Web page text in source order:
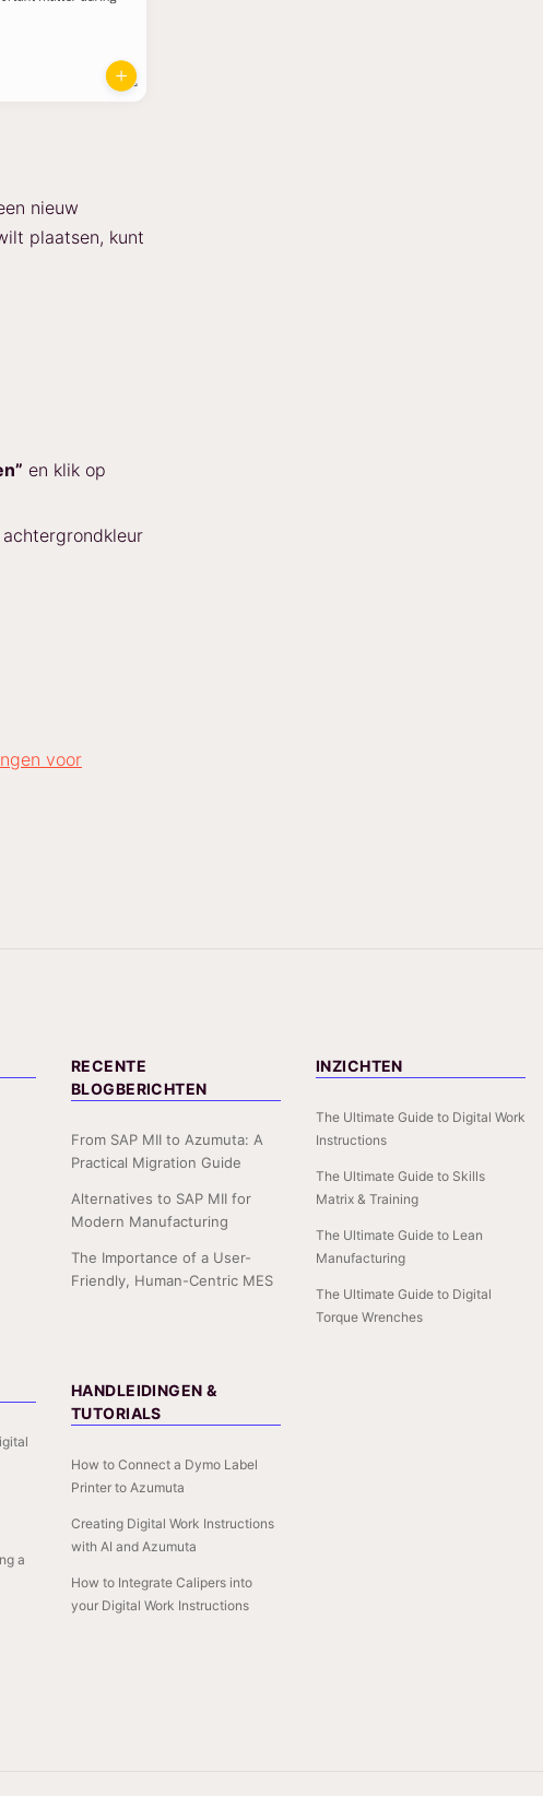
nieuw
plaatsen, kunt
en klik op
voor
RECENTE
BLOGBERICHTEN
From SAP MII to Azumuta: A
Practical Migration Guide
Alternatives to SAP MII for
Modern Manufacturing
The Importance of a User-
Friendly, Human-Centric MES
INZICHTEN
The Ultimate Guide to Digital Work
Instructions
The Ultimate Guide to Skills
Matrix & Training
The Ultimate Guide to Lean
Manufacturing
The Ultimate Guide to Digital
Torque Wrenches
a
HANDLEIDINGEN &
TUTORIALS
How to Connect a Dymo Label
Printer to Azumuta
Creating Digital Work Instructions
with AI and Azumuta
How to Integrate Calipers into
your Digital Work Instructions